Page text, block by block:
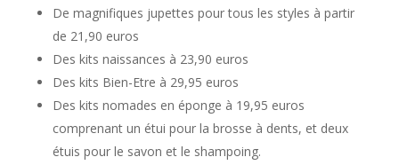
De magnifiques jupettes pour tous les styles à partir
de 21,90 euros
Des kits naissances à 23,90 euros
Des kits Bien-Etre à 29,95 euros
Des kits nomades en éponge à 19,95 euros
comprenant un étui pour la brosse à dents, et deux
étuis pour le savon et le shampoing.